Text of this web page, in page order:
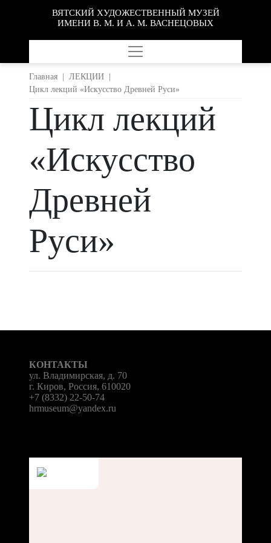
ВЯТСКИЙ ХУДОЖЕСТВЕННЫЙ МУЗЕЙ
ИМЕНИ В. М. И А. М. ВАСНЕЦОВЫХ
Главная | ЛЕКЦИИ |
Цикл лекций «Искусство Древней Руси»
Цикл лекций
«Искусство
Древней
Руси»
КОНТАКТЫ
ул. Владимирская, д. 70
г. Киров, Россия, 610020
+7 (8332) 22-50-74
hrmuseum@yandex.ru